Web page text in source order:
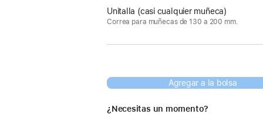
Unitalla (casi cualquier muñeca)
Correa para muñecas de 130 a 200 mm.
Agregar a la bolsa
¿Necesitas un momento?